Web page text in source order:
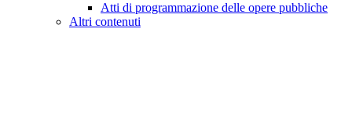
Atti di programmazione delle opere pubbliche
Altri contenuti